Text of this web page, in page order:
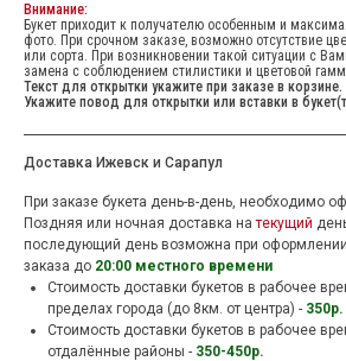
Внимание:
Букет приходит к получателю особенным и
фото. При срочном заказе, возможно отсутствие
или сорта. При возникновении такой ситуации с
замена с соблюдением стилистики и цветовой
Текст для открытки укажите при заказе в корзине.
Укажите повод для открытки или вставки в
Доставка Ижевск и Сарапул
При заказе букета день-в-день, необходимо
Поздняя или ночная доставка натекущий
последующий день возможна при
заказа до 20:00 местного времени
Стоимость доставки букетов в рабочее
пределах города (до 8км. от центра) - 350р.
Стоимость доставки букетов в рабочее
отдалённые районы - 350-450р.